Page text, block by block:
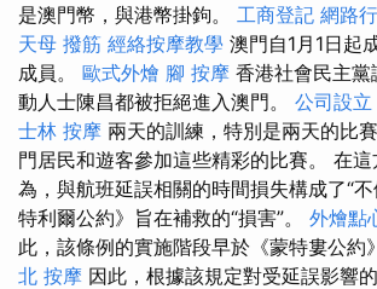
是澳門幣，與港幣掛鉤。 工商登記 網路
天母 撥筋 經絡按摩教學 澳門自1月1日起
成員。 歐式外燴 腳 按摩 香港社會民主
動人士陳昌都被拒絕進入澳門。 公司設立
士林 按摩 兩天的訓練，特別是兩天的比
門居民和遊客參加這些精彩的比賽。 在
為，與航班延誤相關的時間損失構成了“
特利爾公約》旨在補救的“損害”。 外燴點
此，該條例的實施階段早於《蒙特婁公約
北 按摩 因此，根據該規定對受延誤影響